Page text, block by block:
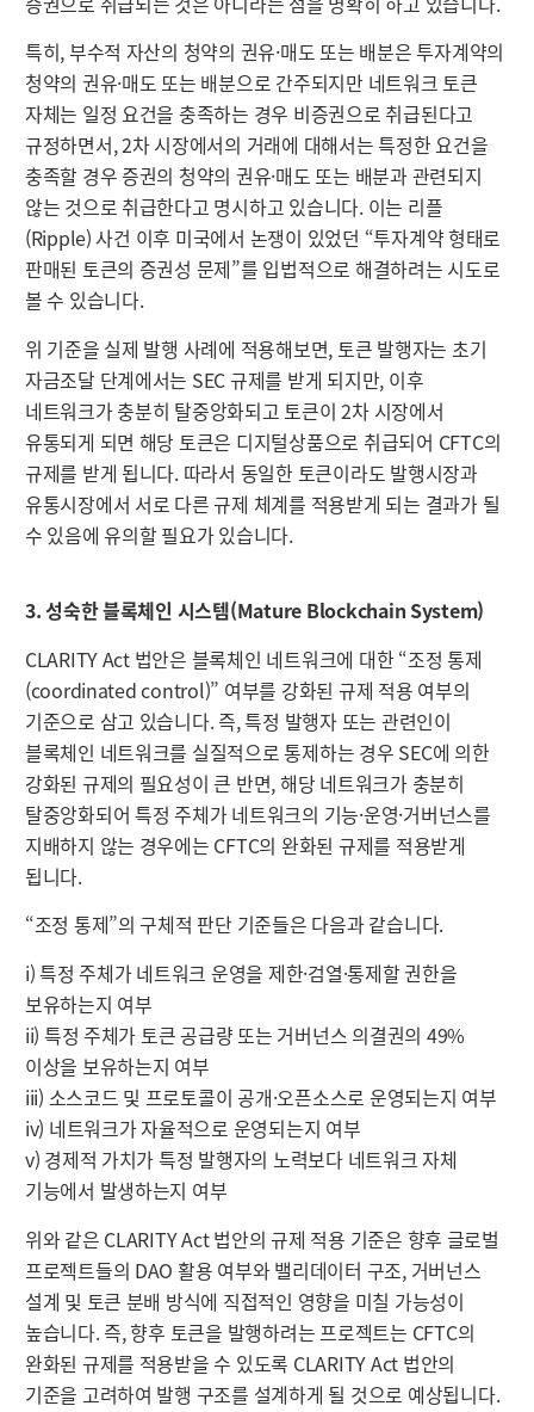
특히, 부수적 자산의 청약의 권유·매도 또는 배분은 투자계약의
청약의 권유·매도 또는 배분으로 간주되지만 네트워크 토큰
자체는 일정 요건을 충족하는 경우 비증권으로 취급된다고
규정하면서, 2차 시장에서의 거래에 대해서는 특정한 요건을
충족할 경우 증권의 청약의 권유·매도 또는 배분과 관련되지
않는 것으로 취급한다고 명시하고 있습니다. 이는 리플
(Ripple) 사건 이후 미국에서 논쟁이 있었던 “투자계약 형태로
판매된 토큰의 증권성 문제”를 입법적으로 해결하려는 시도로
볼 수 있습니다.
위 기준을 실제 발행 사례에 적용해보면, 토큰 발행자는 초기
자금조달 단계에서는 SEC 규제를 받게 되지만, 이후
네트워크가 충분히 탈중앙화되고 토큰이 2차 시장에서
유통되게 되면 해당 토큰은 디지털상품으로 취급되어 CFTC의
규제를 받게 됩니다. 따라서 동일한 토큰이라도 발행시장과
유통시장에서 서로 다른 규제 체계를 적용받게 되는 결과가 될
수 있음에 유의할 필요가 있습니다.
3. 성숙한 블록체인 시스템(Mature Blockchain System)
CLARITY Act 법안은 블록체인 네트워크에 대한 “조정 통제
(coordinated control)” 여부를 강화된 규제 적용 여부의
기준으로 삼고 있습니다. 즉, 특정 발행자 또는 관련인이
블록체인 네트워크를 실질적으로 통제하는 경우 SEC에 의한
강화된 규제의 필요성이 큰 반면, 해당 네트워크가 충분히
탈중앙화되어 특정 주체가 네트워크의 기능·운영·거버넌스를
지배하지 않는 경우에는 CFTC의 완화된 규제를 적용받게
됩니다.
“조정 통제”의 구체적 판단 기준들은 다음과 같습니다.
i) 특정 주체가 네트워크 운영을 제한·검열·통제할 권한을
보유하는지 여부
ii) 특정 주체가 토큰 공급량 또는 거버넌스 의결권의 49%
이상을 보유하는지 여부
iii) 소스코드 및 프로토콜이 공개·오픈소스로 운영되는지 여부
iv) 네트워크가 자율적으로 운영되는지 여부
v) 경제적 가치가 특정 발행자의 노력보다 네트워크 자체
기능에서 발생하는지 여부
위와 같은 CLARITY Act 법안의 규제 적용 기준은 향후 글로벌
프로젝트들의 DAO 활용 여부와 밸리데이터 구조, 거버넌스
설계 및 토큰 분배 방식에 직접적인 영향을 미칠 가능성이
높습니다. 즉, 향후 토큰을 발행하려는 프로젝트는 CFTC의
완화된 규제를 적용받을 수 있도록 CLARITY Act 법안의
기준을 고려하여 발행 구조를 설계하게 될 것으로 예상됩니다.